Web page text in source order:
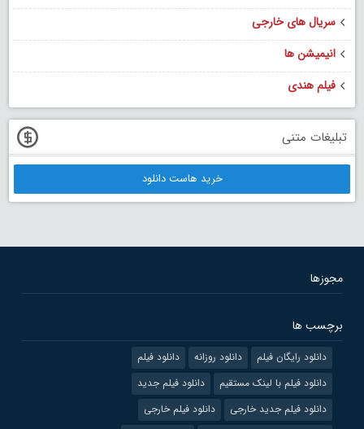
سریال های خارجی
انیمیشن ها
فیلم هندی
تبلیغات متنی
خرید هاست دانلود
مجوزها
برچسب ها
دانلود رایگان فیلم دانلود روزانه
دانلود فیلم
دانلود فیلم با لینک مستقیم
دانلود فیلم جدید
دانلود فیلم جدید خارجی
دانلود فیلم خارجی